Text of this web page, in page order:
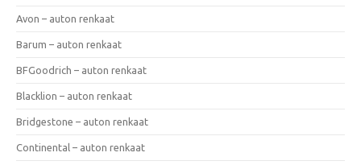
Avon – auton renkaat
Barum – auton renkaat
BFGoodrich – auton renkaat
Blacklion – auton renkaat
Bridgestone – auton renkaat
Continental – auton renkaat